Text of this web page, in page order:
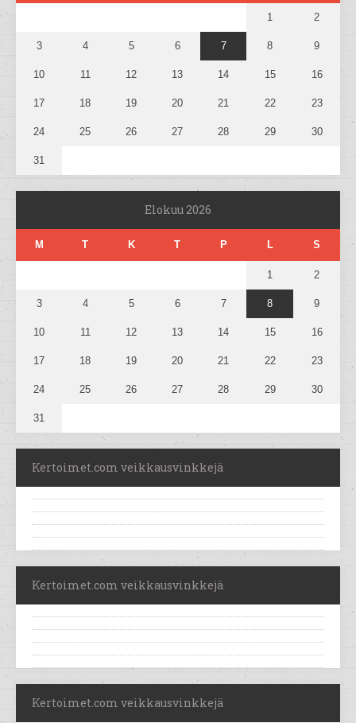
1 2
3 4 5 6 7 8 9
10 11 12 13 14 15 16
17 18 19 20 21 22 23
24 25 26 27 28 29 30
31
Elokuu 2026
M T K T P L S
1 2
3 4 5 6 7 8 9
10 11 12 13 14 15 16
17 18 19 20 21 22 23
24 25 26 27 28 29 30
31
Kertoimet.com veikkausvinkkejä
Kertoimet.com veikkausvinkkejä
Kertoimet.com veikkausvinkkejä